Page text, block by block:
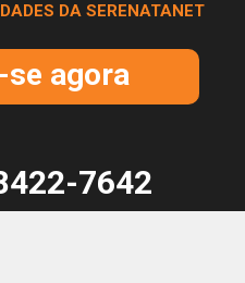
DA SERENATANET
agora
7642